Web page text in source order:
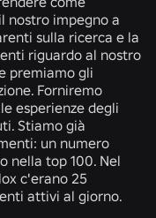
nostro impegno a
sulla ricerca e la
riguardo al nostro
premiamo gli
Forniremo
esperienze degli
Stiamo già
un numero
nella top 100. Nel
c'erano 25
attivi al giorno.